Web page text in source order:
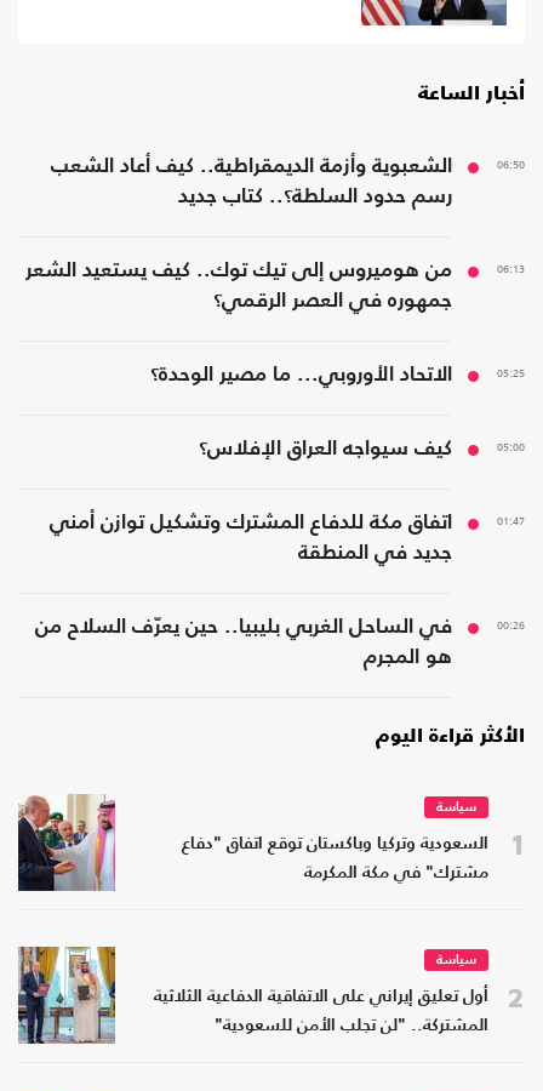
أخبار الساعة
06:50
الشعبوية وأزمة الديمقراطية.. كيف أعاد الشعب
رسم حدود السلطة؟.. كتاب جديد
06:13
من هوميروس إلى تيك توك.. كيف يستعيد الشعر
جمهوره في العصر الرقمي؟
05:25 الاتحاد الأوروبي... ما مصير الوحدة؟
05:00 كيف سيواجه العراق الإفلاس؟
01:47
اتفاق مكة للدفاع المشترك وتشكيل توازن أمني
جديد في المنطقة
00:26
في الساحل الغربي بليبيا.. حين يعرّف السلاح من
هو المجرم
الأكثر قراءة اليوم
1
سياسة
السعودية وتركيا وباكستان توقع اتفاق "دفاع
مشترك" في مكة المكرمة
2
سياسة
أول تعليق إيراني على الاتفاقية الدفاعية الثلاثية
المشتركة.. "لن تجلب الأمن للسعودية"